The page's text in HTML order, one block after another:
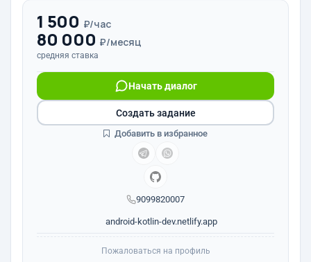
1 500 ₽/час
80 000 ₽/месяц
средняя ставка
9099820007
Начать диалог
android-kotlin-dev.netlify.app
Создать задание
Добавить в избранное
Пожаловаться на профиль